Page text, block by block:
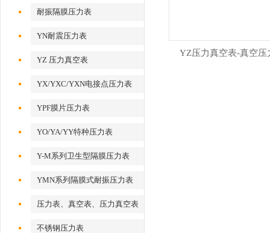
耐振隔膜压力表
YN耐震压力表
YZ 压力真空表
YX/YXC/YXN电接点压力表
YPF膜片压力表
YO/YA/YY特种压力表
Y-M系列卫生型隔膜压力表
YMN系列隔膜式耐振压力表
压力表、真空表、压力真空表
不锈钢压力表
YZ压力真空表-真空压